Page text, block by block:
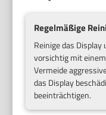
Regelmäßige
Reinige das Display
vorsichtig mit
Vermeide
das Display
beeinträchtigen.